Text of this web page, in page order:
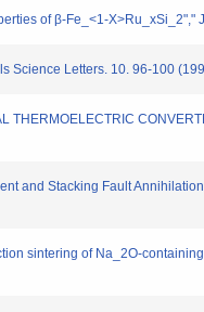
of β-Fe_<1-X>Ru_xSi_2","
Science Letters. 10. 96-100
THERMOELECTRIC
and Stacking Fault
sintering of Na_2O-